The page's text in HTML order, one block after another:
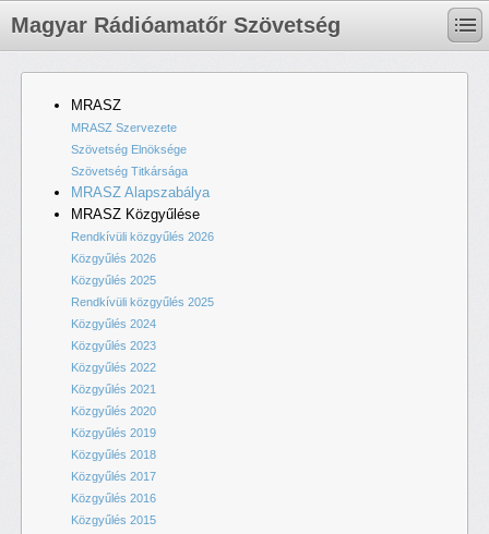
Magyar Rádióamatőr Szövetség
MRASZ
MRASZ Szervezete
Szövetség Elnöksége
Szövetség Titkársága
MRASZ Alapszabálya
MRASZ Közgyűlése
Rendkívüli közgyűlés 2026
Közgyűlés 2026
Közgyűlés 2025
Rendkívüli közgyűlés 2025
Közgyűlés 2024
Közgyűlés 2023
Közgyűlés 2022
Közgyűlés 2021
Közgyűlés 2020
Közgyűlés 2019
Közgyűlés 2018
Közgyűlés 2017
Közgyűlés 2016
Közgyűlés 2015